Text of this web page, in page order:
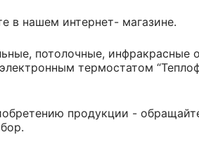
в нашем интернет- магазине.
потолочные, инфракрасные
термостатом
продукции -